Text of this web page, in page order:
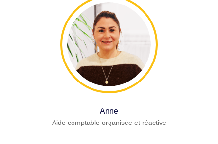
Anne
Aide comptable organisée et réactive